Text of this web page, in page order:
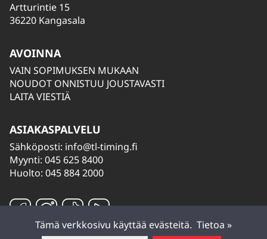
Artturintie 15
36220 Kangasala
AVOINNA
VAIN SOPIMUKSEN MUKAAN
NOUDOT ONNISTUU JOUSTAVASTI
LAITA VIESTIÄ
ASIAKASPALVELU
Sähköposti: info@tl-timing.fi
Myynti: 045 625 8400
Huolto: 045 884 2000
Tämä verkkosivu käyttää evästeitä. Tietoa »